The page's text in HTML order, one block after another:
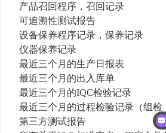
产品召回程序，召回记录
可追溯性测试报告
设备保养程序记录，保养记录
仪器保养记录
最近三个月的生产日报表
最近三个月的出入库单
最近三个月的IQC检验记录
最近三个月的过程检验记录（组检
第三方测试报告